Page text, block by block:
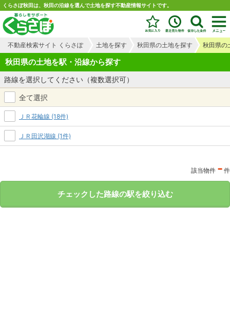
くらさぽ秋田は、秋田の沿線を選んで土地を探す不動産情報サイトです。
不動産検索サイト くらさぽ 土地を探す 秋田県の土地を探す 秋田県の
秋田県の土地を駅・沿線から探す
路線を選択してください（複数選択可）
全て選択
ＪＲ花輪線 (18件)
ＪＲ田沢湖線 (1件)
該当物件 - 件
チェックした路線の駅を絞り込む